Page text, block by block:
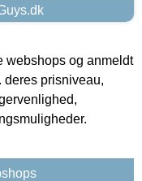
webshops og anmeldt
deres prisniveau,